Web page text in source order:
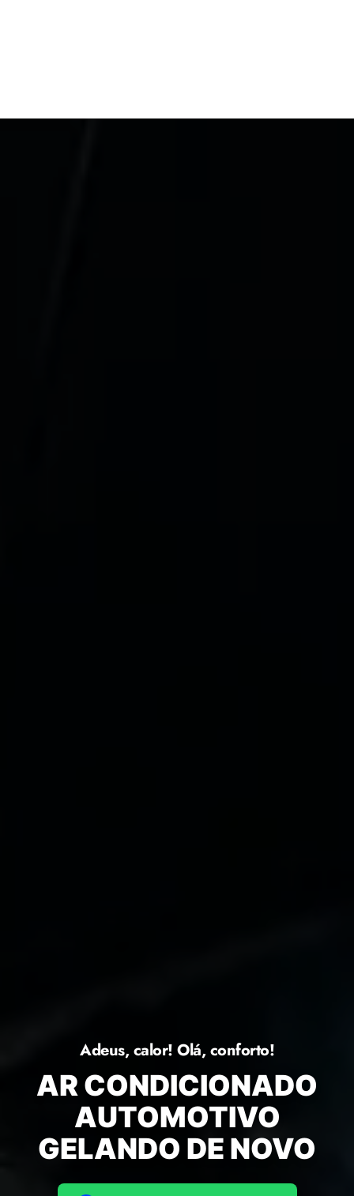
Adeus, calor! Olá, conforto!
AR CONDICIONADO
AUTOMOTIVO
GELANDO DE NOVO